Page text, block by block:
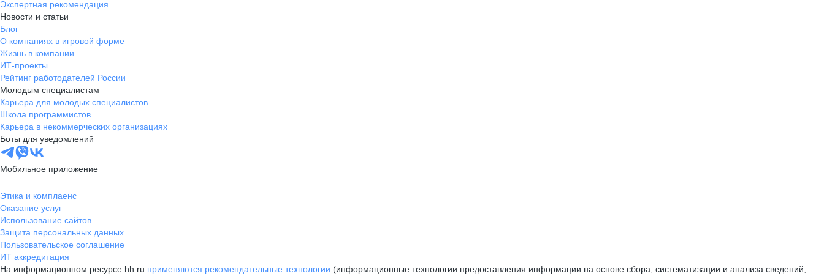
Экспертная рекомендация
Новости и статьи
Блог
О компаниях в игровой форме
Жизнь в компании
ИТ-проекты
Рейтинг работодателей России
Молодым специалистам
Карьера для молодых специалистов
Школа программистов
Карьера в некоммерческих организациях
Боты для уведомлений
Мобильное приложение
Этика и комплаенс
Оказание услуг
Использование сайтов
Защита персональных данных
Пользовательское соглашение
ИТ аккредитация
На информационном ресурсе hh.ru применяются рекомендательные технологии (информационные технологии предоставления информации на основе сбора, систематизации и анализа сведений,